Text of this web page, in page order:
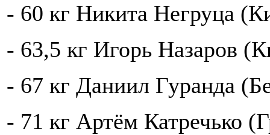
- 60 кг Никита Негруца
- 63,5 кг Игорь Назаров
- 67 кг Даниил Гуранда
- 71 кг Артём Катречько